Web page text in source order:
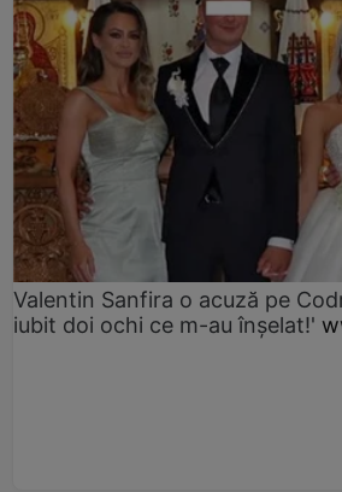
Valentin Sanfira o acuză pe
iubit doi ochi ce m-au înșelat!'